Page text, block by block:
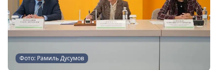
Фото: Рамиль Дусумов